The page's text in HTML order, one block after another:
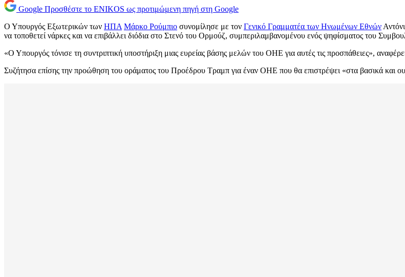
Google Προσθέστε το ENIKOS ως προτιμώμενη πηγή στη Google
Ο Υπουργός Εξωτερικών των ΗΠΑ Μάρκο Ρούμπιο συνομίλησε με τον Γενικό Γραμματέα των Ηνωμένων Εθνών
να τοποθετεί νάρκες και να επιβάλλει διόδια στο Στενό του Ορμούζ, συμπεριλαμβανομένου ενός ψηφίσματος του
«Ο Υπουργός τόνισε τη συντριπτική υποστήριξη μιας ευρείας βάσης μελών του ΟΗΕ για αυτές τις προσπάθειες»,
Συζήτησα επίσης την προώθηση του οράματος του Προέδρου Τραμπ για έναν ΟΗΕ που θα επιστρέψει «στα βασικά και